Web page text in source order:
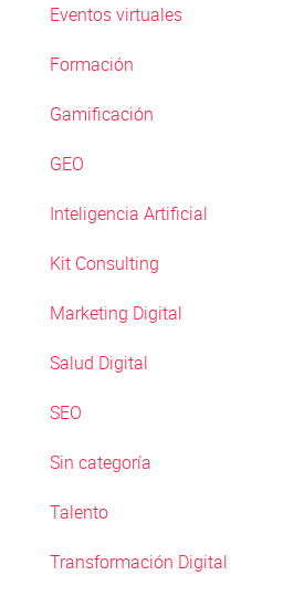
Eventos virtuales
Formación
Gamificación
GEO
Inteligencia Artificial
Kit Consulting
Marketing Digital
Salud Digital
SEO
Sin categoría
Talento
Transformación Digital